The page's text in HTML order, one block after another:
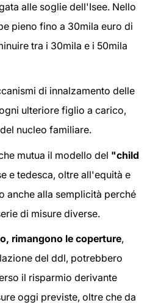
alle soglie dell'Isee. Nello
pieno fino a 30mila euro di
tra i 30mila e i 50mila
di innalzamento delle
ulteriore figlio a carico,
nucleo familiare.
mutua il modello del "child
e tedesca, oltre all'equità e
anche alla semplicità perché
di misure diverse.
rimangono le coperture,
del ddl, potrebbero
il risparmio derivante
oggi previste, oltre che da